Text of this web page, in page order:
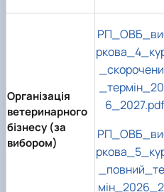
Організація
ветеринарного
бізнесу (за
вибором)
6_2027.pdf